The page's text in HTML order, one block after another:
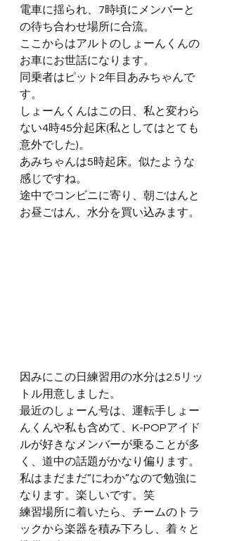
電車に揺られ、7時頃にメンバーと
の待ち合わせ場所に合流。
ここからはアルトのしょーんくんの
お車にお世話になります。
同乗者はピット2年目あみちゃんで
す。
しょーんくんはこの日、私と変わら
ない4時45分起床(私としてはとても
意外でした)。
あみちゃんは5時起床。似たような
感じですね。
途中でコンビニに寄り、朝ごはんと
お昼ごはん、水分を買い込みます。
因みにこの日練習用の水分は2.5リッ
トル用意しました。
最近のしょーん号は、運転手しょー
んくんや私も含めて、K-POPアイド
ルが好きなメンバーが乗ることが多
く、道中の話題がかなり偏ります。
私はまだまだ”にわか”なので勉強に
なります。楽しいです。笑
練習場所に着いたら、チームのトラ
ックから楽器を積み下ろし、着々と